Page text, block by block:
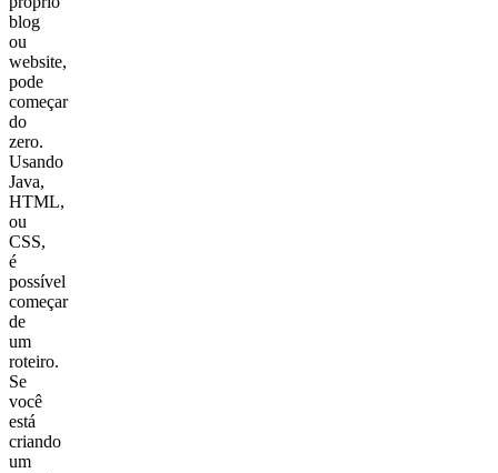
blog
ou
website,
pode
começar
do
zero.
Usando
Java,
HTML,
ou
CSS,
é
possível
começar
de
um
roteiro.
Se
você
está
criando
um